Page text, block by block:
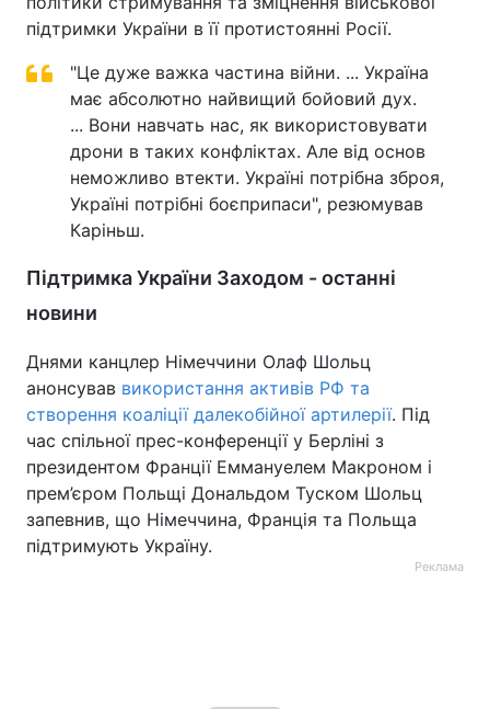
підтримки України в її протистоянні Росії.
"Це дуже важка частина війни. ... Україна
має абсолютно найвищий бойовий дух.
... Вони навчать нас, як використовувати
дрони в таких конфліктах. Але від основ
неможливо втекти. Україні потрібна зброя,
Україні потрібні боєприпаси", резюмував
Каріньш.
Підтримка України Заходом - останні
новини
Днями канцлер Німеччини Олаф Шольц
анонсував використання активів РФ та
створення коаліції далекобійної артилерії. Під
час спільної прес-конференції у Берліні з
президентом Франції Еммануелем Макроном і
прем’єром Польщі Дональдом Туском Шольц
запевнив, що Німеччина, Франція та Польща
підтримують Україну.
Реклама